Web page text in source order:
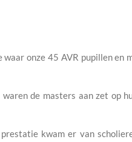
onze 45 AVR pupillen en
de masters aan zet op
kwam er van